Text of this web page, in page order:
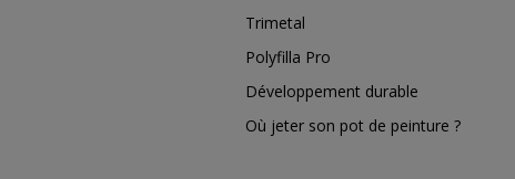
Trimetal
Polyfilla Pro
Développement durable
Où jeter son pot de peinture ?